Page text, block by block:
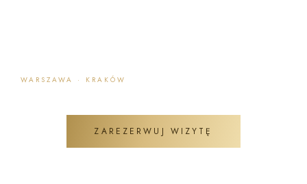
WARSZAWA · KRAKÓW
ZAREZERWUJ WIZYTĘ